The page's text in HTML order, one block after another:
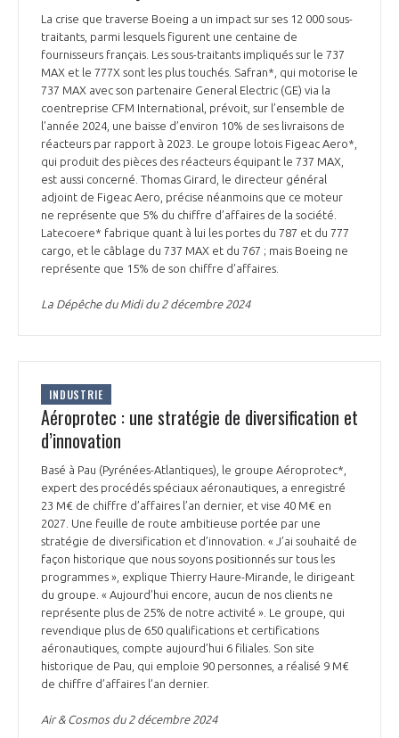
La crise que traverse Boeing a un impact sur ses 12 000 sous-
traitants, parmi lesquels figurent une centaine de
fournisseurs français. Les sous-traitants impliqués sur le 737
MAX et le 777X sont les plus touchés. Safran*, qui motorise le
737 MAX avec son partenaire General Electric (GE) via la
coentreprise CFM International, prévoit, sur l’ensemble de
l’année 2024, une baisse d’environ 10% de ses livraisons de
réacteurs par rapport à 2023. Le groupe lotois Figeac Aero*,
qui produit des pièces des réacteurs équipant le 737 MAX,
est aussi concerné. Thomas Girard, le directeur général
adjoint de Figeac Aero, précise néanmoins que ce moteur
ne représente que 5% du chiffre d’affaires de la société.
Latecoere* fabrique quant à lui les portes du 787 et du 777
cargo, et le câblage du 737 MAX et du 767 ; mais Boeing ne
représente que 15% de son chiffre d’affaires.
La Dépêche du Midi du 2 décembre 2024
INDUSTRIE
Aéroprotec : une stratégie de diversification et
d’innovation
Basé à Pau (Pyrénées-Atlantiques), le groupe Aéroprotec*,
expert des procédés spéciaux aéronautiques, a enregistré
23 M€ de chiffre d’affaires l’an dernier, et vise 40 M€ en
2027. Une feuille de route ambitieuse portée par une
stratégie de diversification et d’innovation. « J’ai souhaité de
façon historique que nous soyons positionnés sur tous les
programmes », explique Thierry Haure-Mirande, le dirigeant
du groupe. « Aujourd’hui encore, aucun de nos clients ne
représente plus de 25% de notre activité ». Le groupe, qui
revendique plus de 650 qualifications et certifications
aéronautiques, compte aujourd’hui 6 filiales. Son site
historique de Pau, qui emploie 90 personnes, a réalisé 9 M€
de chiffre d’affaires l’an dernier.
Air & Cosmos du 2 décembre 2024